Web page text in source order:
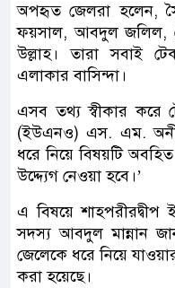
অপহৃত জেলরা হলেন,
ফয়সাল, আবদুল
উল্লাহ। তারা সবাই
এলাকার বাসিন্দা।
এসব তথ্য স্বীকার করে
(ইউএনও) এস. এম.
ধরে নিয়ে বিষয়টি
উদ্দ্যেগ নেওয়া হবে।’
এ বিষয়ে শাহপরীরদ্বীপ
সদস্য আবদুল মান্নান
জেলেকে ধরে নিয়ে
করা হয়েছে।